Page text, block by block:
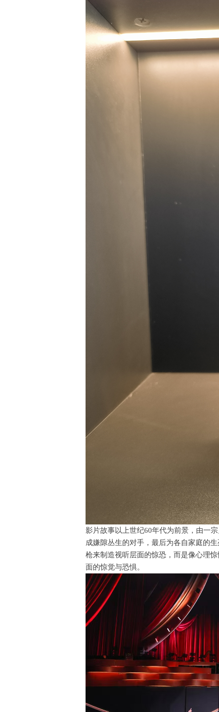
影片故事以上世纪60年代为前景，由一
成嫌隙丛生的对手，最后为各自家庭的
枪来制造视听层面的惊恐，而是像心理
面的惊觉与恐惧。